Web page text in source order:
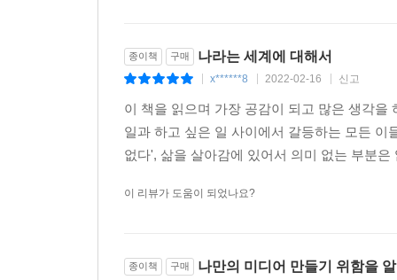
종이책 구매 나라는 세계에 대해서
x******8 2022-02-16 신고
이 책을 읽으며 가장 공감이 되고 많은 생각
일과 하고 싶은 일 사이에서 갈등하는 모든
없다', 삶을 살아감에 있어서 의미 없는 부분
이 리뷰가 도움이 되었나요?
종이책 구매 나만의 미디어 만들기 위함을